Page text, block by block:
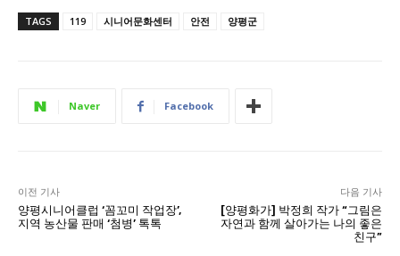
TAGS 119 시니어문화센터 안전 양평군
Naver Facebook
이전 기사
양평시니어클럽 ‘꼼꼬미 작업장’,
지역 농산물 판매 ‘첨병’ 톡톡
다음 기사
[양평화가] 박정희 작가 “그림은
자연과 함께 살아가는 나의 좋은
친구”